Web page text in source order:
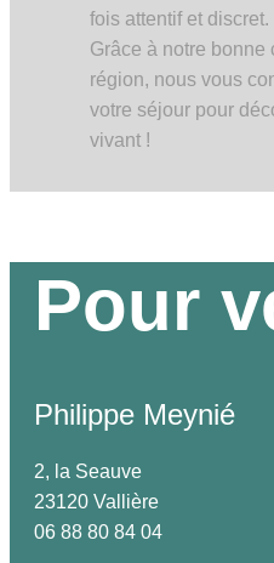
fois attentif et discret.
Grâce à notre
région, nous vous
votre séjour pour
vivant !
Pour
Philippe Meynié
2, la Seauve
06 88 80 84 04
23120 Vallière